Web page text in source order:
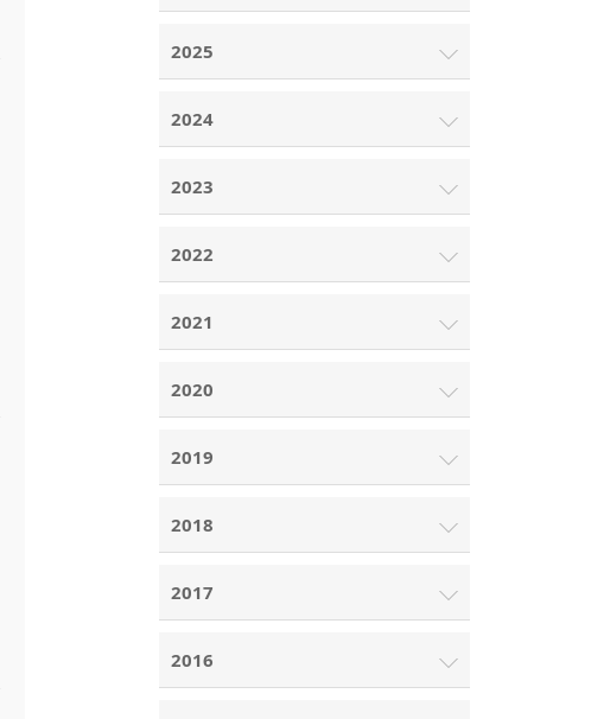
2025
2024
2023
2022
2021
2020
2019
2018
2017
2016